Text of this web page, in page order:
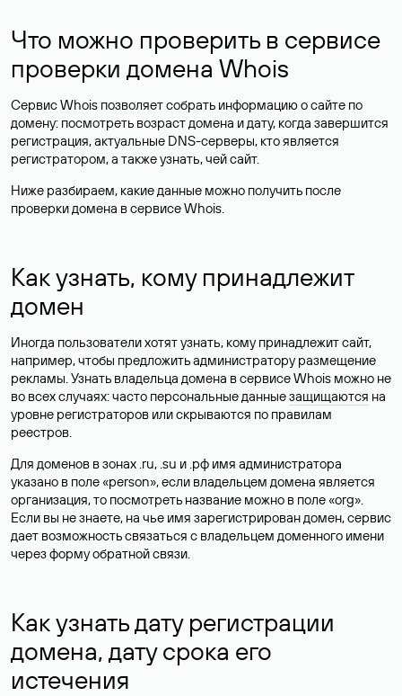
Что можно проверить в сервисе
проверки домена Whois
Сервис Whois позволяет собрать информацию о сайте по
домену: посмотреть возраст домена и дату, когда завершится
регистрация, актуальные DNS-серверы, кто является
регистратором, а также узнать, чей сайт.
Ниже разбираем, какие данные можно получить после
проверки домена в сервисе Whois.
Как узнать, кому принадлежит
домен
Иногда пользователи хотят узнать, кому принадлежит сайт,
например, чтобы предложить администратору размещение
рекламы. Узнать владельца домена в сервисе Whois можно не
во всех случаях: часто персональные данныезащищаются на
уровне регистраторов или скрываются по правилам
реестров.
Для доменов в зонах .ru, .su и .рф имя администратора
указано в поле «person», если владельцем домена является
организация, то посмотреть название можно в поле «org».
Если вы не знаете, на чье имя зарегистрирован домен, сервис
дает возможность связаться с владельцем доменного имени
через форму обратной связи.
Как узнать дату регистрации
домена, дату срока его
истечения